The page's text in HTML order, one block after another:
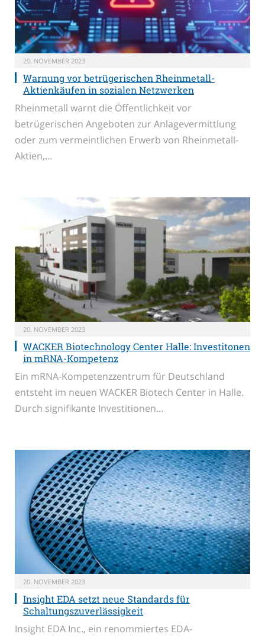
20. NOVEMBER 2023
Warnung vor betrügerischen Rheinmetall-
Aktienkäufen in sozialen Netzwerken
Rheinmetall warnt die Öffentlichkeit vor
betrügerischen Angeboten zur Anlagevermittlung
oder zum vermeintlichen Erwerb von Rheinmetall-
Aktien,…
20. NOVEMBER 2023
WACKER Biotechnology Center Halle: Investitonen
in mRNA-Kompetenz
Ein mRNA-Kompetenzzentrum für Deutschland
entsteht im neuen WACKER Biotech Center in Halle.
Durch signifikante Investitionen…
20. NOVEMBER 2023
Insight EDA setzt neue Standards für
Schaltungszuverlässigkeit
Insight EDA Inc., ein renommiertes EDA-